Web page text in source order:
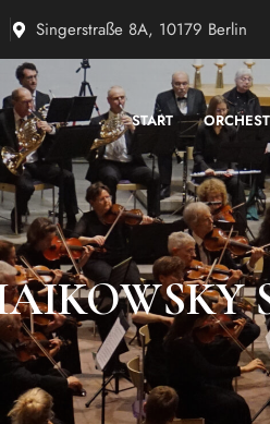
Singerstraße 8A, 10179 Berlin
START